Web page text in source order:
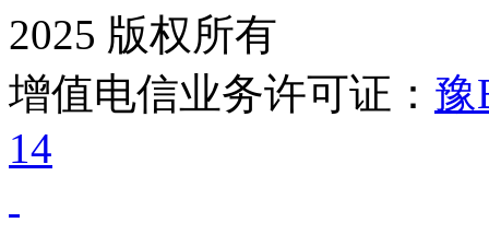
2025 版权所有
增值电信业务许可证： 豫
14